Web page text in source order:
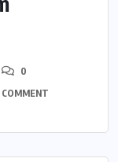
0
COMMENT